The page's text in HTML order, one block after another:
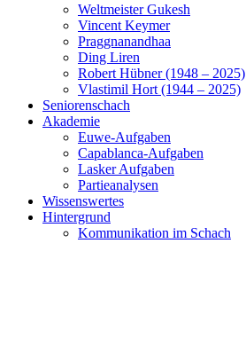
Weltmeister Gukesh
Vincent Keymer
Praggnanandhaa
Ding Liren
Robert Hübner (1948 – 2025)
Vlastimil Hort (1944 – 2025)
Seniorenschach
Akademie
Euwe-Aufgaben
Capablanca-Aufgaben
Lasker Aufgaben
Partieanalysen
Wissenswertes
Hintergrund
Kommunikation im Schach